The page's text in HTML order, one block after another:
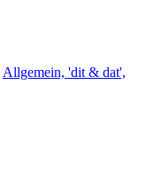
Allgemein, 'dit & dat',